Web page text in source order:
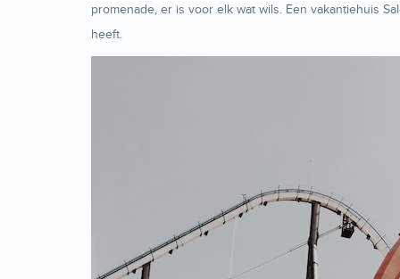
promenade, er is voor elk wat wils. Een vakantiehuis
heeft.